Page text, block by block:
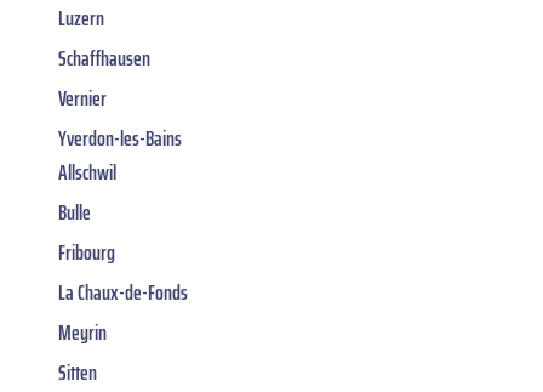
Luzern
Schaffhausen
Vernier
Yverdon-les-Bains
Allschwil
Bulle
Fribourg
La Chaux-de-Fonds
Meyrin
Sitten